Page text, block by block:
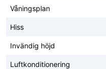
Våningsplan
Hiss
Invändig höjd
Luftkonditionering